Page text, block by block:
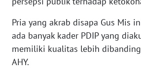
Pria yang akrab disapa Gus Mis
ada banyak kader PDIP yang
memiliki kualitas lebih
AHY.
BANTEN
WN